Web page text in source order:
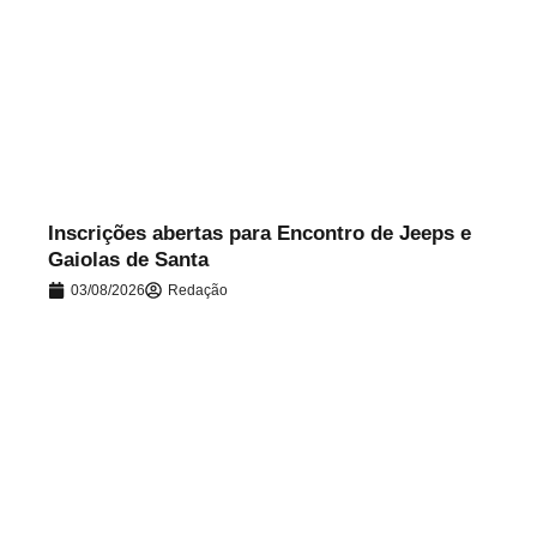
Inscrições abertas para Encontro de Jeeps e
Gaiolas de Santa
03/08/2026 Redação